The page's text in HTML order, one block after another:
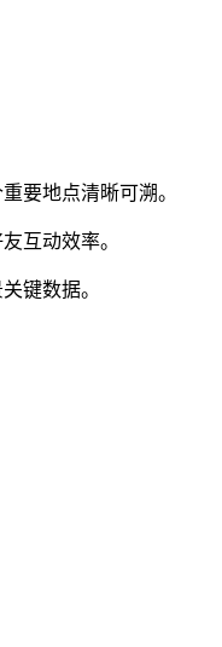
要地点清晰可溯。
互动效率。
键数据。